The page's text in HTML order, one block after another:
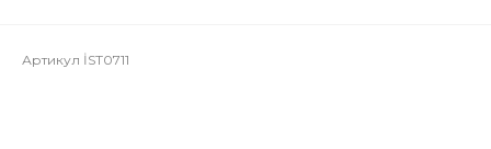
Артикул İST0711